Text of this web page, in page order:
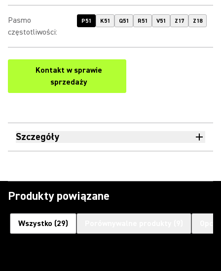
Pasmo
częstotliwości:
P51 K51 Q51 R51 V51 Z17 Z18
Kontakt w sprawie
sprzedaży
Szczegóły
Produkty powiązane
Wszystko (29)